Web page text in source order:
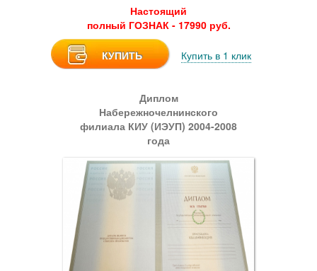
Настоящий
полный ГОЗНАК - 17990 руб.
КУПИТЬ Купить в 1 клик
Диплом
Набережночелнинского
филиала КИУ (ИЭУП) 2004-2008
года